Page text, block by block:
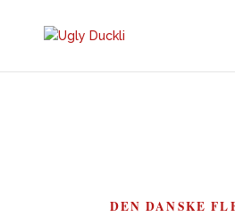
DEN DANSKE